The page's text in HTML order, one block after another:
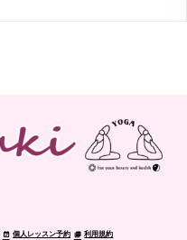
個人レッスン予約 利用規約